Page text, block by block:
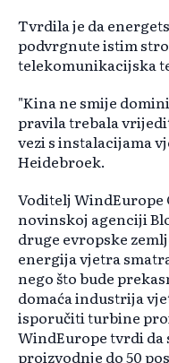
Tvrdila je da
podvrgnute istim
telekomunikacijska
"Kina ne smije
pravila trebala
vezi s instalacijama
Heidebroek.
Voditelj WindEurope
novinskoj agenciji
druge evropske
energija vjetra
nego što bude
domaća industrija
isporučiti turbine
WindEurope tvrdi da
proizvodnje do 50